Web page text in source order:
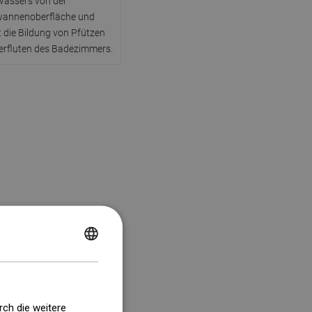
und
die Bildung von Pfützen
des Badezimmers.
die weitere